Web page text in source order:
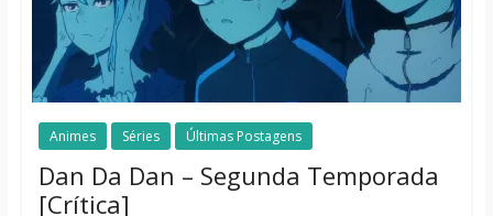
Animes Séries Últimas Postagens
Dan Da Dan – Segunda Temporada
[Crítica]